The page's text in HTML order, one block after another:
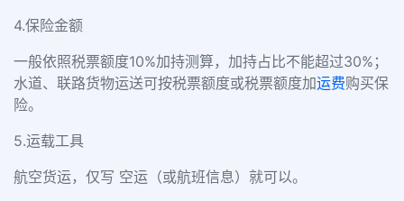
4.保险金额
一般依照税票额度10%加持测算，加持占比不能超过30%；
水道、联路货物运送可按税票额度或税票额度加运费购买保
险。
5.运载工具
航空货运，仅写 空运（或航班信息）就可以。